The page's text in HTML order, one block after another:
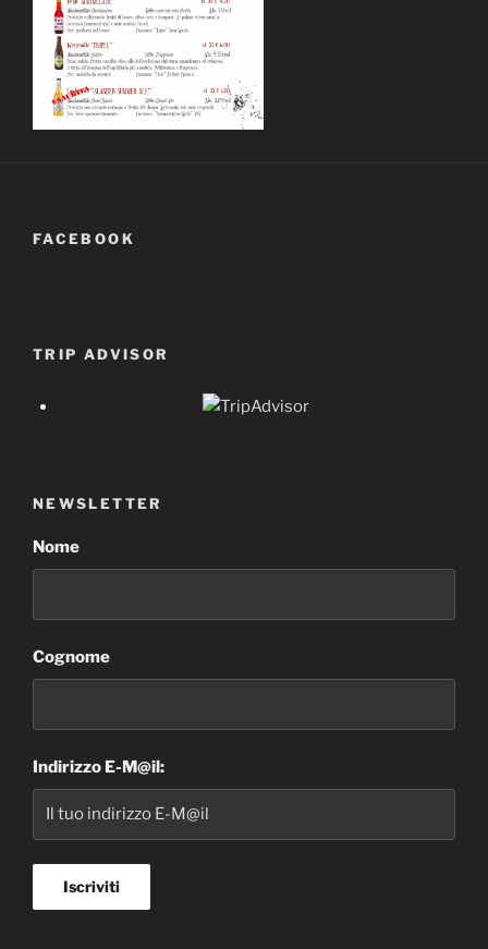
FACEBOOK
TRIP ADVISOR
NEWSLETTER
Nome
Cognome
Indirizzo E-M@il: